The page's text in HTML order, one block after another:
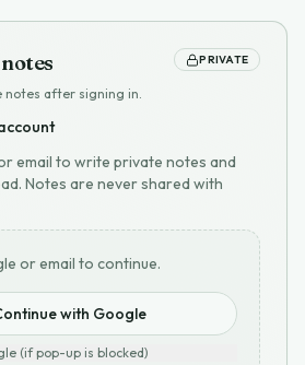
notes after signing in.
PRIVATE
email to write private notes and
Notes are never shared with
or email to continue.
with Google
(if pop-up is blocked)